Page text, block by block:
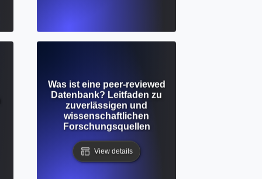
Was ist eine peer-reviewed
Datenbank? Leitfaden zu
zuverlässigen und
wissenschaftlichen
Forschungsquellen
View details